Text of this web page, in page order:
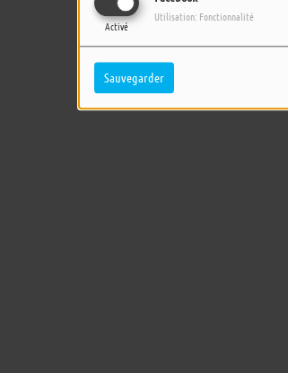
Activé
Utilisation: Fonctionnalité
Sauvegarder